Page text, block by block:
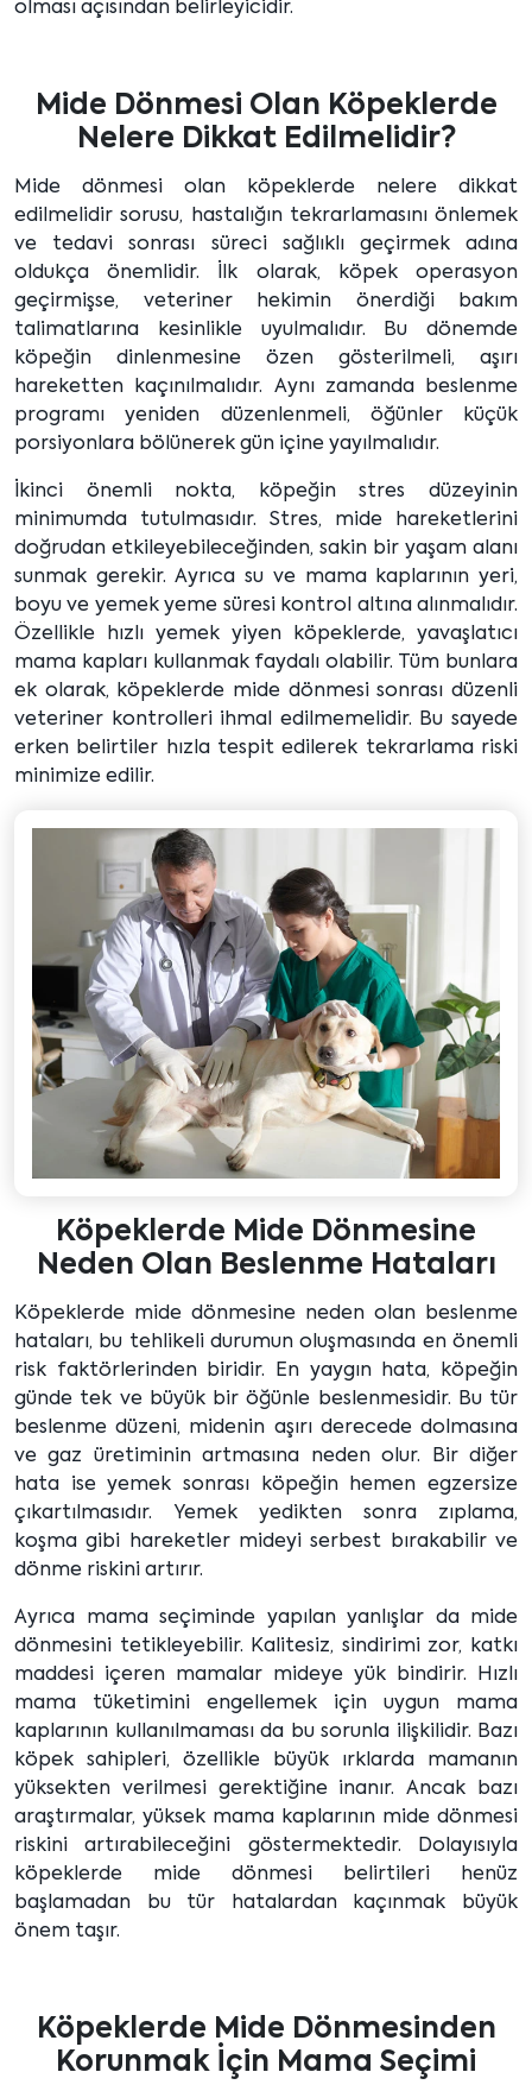
olması açısından belirleyicidir.
Mide Dönmesi Olan Köpeklerde
Nelere Dikkat Edilmelidir?
Mide dönmesi olan köpeklerde nelere dikkat
edilmelidir sorusu, hastalığın tekrarlamasını önlemek
ve tedavi sonrası süreci sağlıklı geçirmek adına
oldukça önemlidir. İlk olarak, köpek operasyon
geçirmişse, veteriner hekimin önerdiği bakım
talimatlarına kesinlikle uyulmalıdır. Bu dönemde
köpeğin dinlenmesine özen gösterilmeli, aşırı
hareketten kaçınılmalıdır. Aynı zamanda beslenme
programı yeniden düzenlenmeli, öğünler küçük
porsiyonlara bölünerek gün içine yayılmalıdır.
İkinci önemli nokta, köpeğin stres düzeyinin
minimumda tutulmasıdır. Stres, mide hareketlerini
doğrudan etkileyebileceğinden, sakin bir yaşam alanı
sunmak gerekir. Ayrıca su ve mama kaplarının yeri,
boyu ve yemek yeme süresi kontrol altına alınmalıdır.
Özellikle hızlı yemek yiyen köpeklerde, yavaşlatıcı
mama kapları kullanmak faydalı olabilir. Tüm bunlara
ek olarak, köpeklerde mide dönmesi sonrası düzenli
veteriner kontrolleri ihmal edilmemelidir. Bu sayede
erken belirtiler hızla tespit edilerek tekrarlama riski
minimize edilir.
Köpeklerde Mide Dönmesine
Neden Olan Beslenme Hataları
Köpeklerde mide dönmesine neden olan beslenme
hataları, bu tehlikeli durumun oluşmasında en önemli
risk faktörlerinden biridir. En yaygın hata, köpeğin
günde tek ve büyük bir öğünle beslenmesidir. Bu tür
beslenme düzeni, midenin aşırı derecede dolmasına
ve gaz üretiminin artmasına neden olur. Bir diğer
hata ise yemek sonrası köpeğin hemen egzersize
çıkartılmasıdır. Yemek yedikten sonra zıplama,
koşma gibi hareketler mideyi serbest bırakabilir ve
dönme riskini artırır.
Ayrıca mama seçiminde yapılan yanlışlar da mide
dönmesini tetikleyebilir. Kalitesiz, sindirimi zor, katkı
maddesi içeren mamalar mideye yük bindirir. Hızlı
mama tüketimini engellemek için uygun mama
kaplarının kullanılmaması da bu sorunla ilişkilidir. Bazı
köpek sahipleri, özellikle büyük ırklarda mamanın
yüksekten verilmesi gerektiğine inanır. Ancak bazı
araştırmalar, yüksek mama kaplarının mide dönmesi
riskini artırabileceğini göstermektedir. Dolayısıyla
köpeklerde mide dönmesi belirtileri henüz
başlamadan bu tür hatalardan kaçınmak büyük
önem taşır.
Köpeklerde Mide Dönmesinden
Korunmak İçin Mama Seçimi